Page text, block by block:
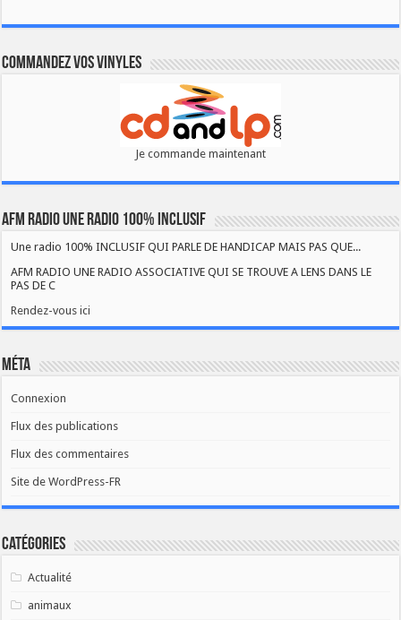
Commandez vos vinyles
Je commande maintenant
AFM RADIO UNE RADIO 100% INCLUSIF
Une radio 100% INCLUSIF QUI PARLE DE HANDICAP MAIS PAS QUE...
AFM RADIO UNE RADIO ASSOCIATIVE QUI SE TROUVE A LENS DANS LE
PAS DE C
Rendez-vous ici
Méta
Connexion
Flux des publications
Flux des commentaires
Site de WordPress-FR
Catégories
Actualité
animaux